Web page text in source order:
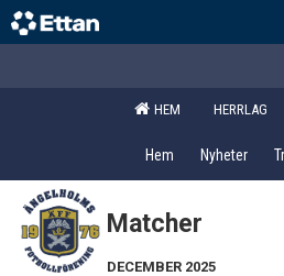
HEM HERRLAG
Hem Nyheter
Matcher
DECEMBER 2025